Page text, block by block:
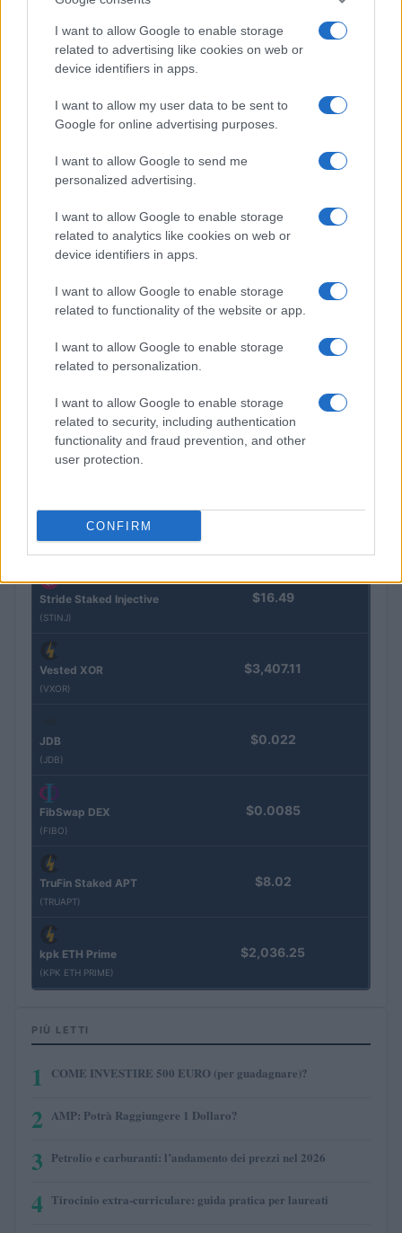
I want to allow Google to enable storage
related to advertising like cookies on web or
device identifiers in apps.
I want to allow my user data to be sent to
Google for online advertising purposes.
I want to allow Google to send me
personalized advertising.
I want to allow Google to enable storage
related to analytics like cookies on web or
device identifiers in apps.
I want to allow Google to enable storage
related to functionality of the website or app.
I want to allow Google to enable storage
related to personalization.
I want to allow Google to enable storage
related to security, including authentication
functionality and fraud prevention, and other
user protection.
CONFIRM
1
QUOTAZIONI CRYPTO
Nome Prezzo
Gold (Terra
(PAXG)
BTC
Steakhouse EURCV
Morpho Vault
$100,000,000,000,000.00
Epoch Island
Stride Staked Injective
(STINJ)
$16.49
Vested XOR
(VXOR)
$3,407.11
JDB
(JDB)
$0.022
FibSwap DEX
(FIBO)
$0.0085
TruFin Staked APT
(TRUAPT)
$8.02
kpk ETH Prime
(KPK ETH PRIME)
$2,036.25
PIÙ LETTI
1 COME INVESTIRE 500 EURO (per guadagnare)?
2 AMP: Potrà Raggiungere 1 Dollaro?
3 Petrolio e carburanti: l’andamento dei prezzi nel 2026
4 Tirocinio extra-curriculare: guida pratica per laureati